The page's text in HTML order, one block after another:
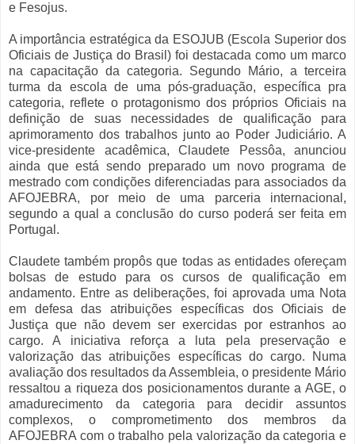
e Fesojus.
A importância estratégica da ESOJUB (Escola Superior dos
Oficiais de Justiça do Brasil) foi destacada como um marco
na capacitação da categoria. Segundo Mário, a terceira
turma da escola de uma pós-graduação, específica pra
categoria, reflete o protagonismo dos próprios Oficiais na
definição de suas necessidades de qualificação para
aprimoramento dos trabalhos junto ao Poder Judiciário. A
vice-presidente acadêmica, Claudete Pessôa, anunciou
ainda que está sendo preparado um novo programa de
mestrado com condições diferenciadas para associados da
AFOJEBRA, por meio de uma parceria internacional,
segundo a qual a conclusão do curso poderá ser feita em
Portugal.
Claudete também propôs que todas as entidades ofereçam
bolsas de estudo para os cursos de qualificação em
andamento. Entre as deliberações, foi aprovada uma Nota
em defesa das atribuições específicas dos Oficiais de
Justiça que não devem ser exercidas por estranhos ao
cargo. A iniciativa reforça a luta pela preservação e
valorização das atribuições específicas do cargo. Numa
avaliação dos resultados da Assembleia, o presidente Mário
ressaltou a riqueza dos posicionamentos durante a AGE, o
amadurecimento da categoria para decidir assuntos
complexos, o comprometimento dos membros da
AFOJEBRA com o trabalho pela valorização da categoria e